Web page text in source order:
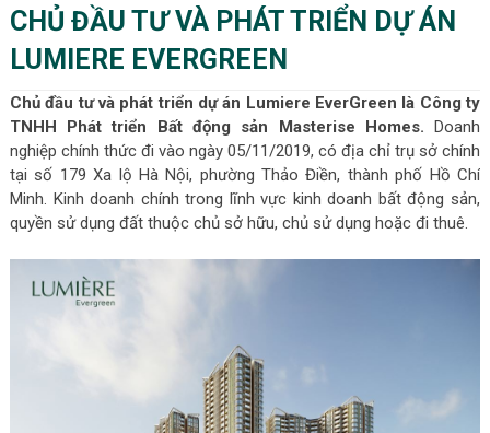
CHỦ ĐẦU TƯ VÀ PHÁT TRIỂN DỰ ÁN
LUMIERE EVERGREEN
Chủ đầu tư và phát triển dự án Lumiere EverGreen là Công ty
TNHH Phát triển Bất động sản Masterise Homes. Doanh
nghiệp chính thức đi vào ngày 05/11/2019, có địa chỉ trụ sở chính
tại số 179 Xa lộ Hà Nội, phường Thảo Điền, thành phố Hồ Chí
Minh. Kinh doanh chính trong lĩnh vực kinh doanh bất động sản,
quyền sử dụng đất thuộc chủ sở hữu, chủ sử dụng hoặc đi thuê.